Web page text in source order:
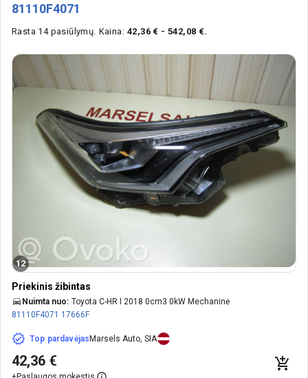
81110F4071
Rasta 14 pasiūlymų. Kaina: 42,36 € - 542,08 €.
12
Priekinis žibintas
Nuimta nuo: Toyota C-HR I 2018 0cm3 0kW Mechaninė
81110F4071 17666F
Top pardavėjasMarsels Auto, SIA
42,36 €